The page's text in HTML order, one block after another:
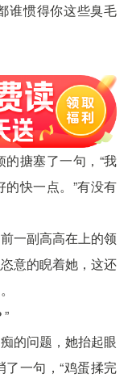
谁惯得你这些臭毛
搪塞了一句，“我
快一点。”有没有
一副高高在上的领
意的睨着她，这还
的问题，她抬起眼
一句，“鸡蛋揉完